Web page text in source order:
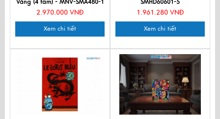
Vàng (4 tấm) - MNV-SMA480-1
2.970.000 VNĐ
Xem chi tiết
SMHD60601-5
1.961.280 VNĐ
Xem chi tiết